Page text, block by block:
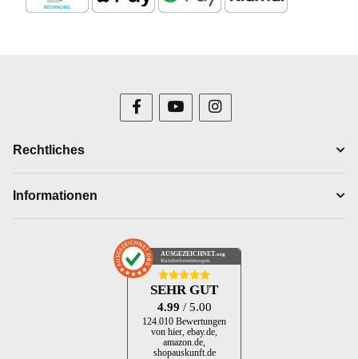
Rechtliches
Informationen
AUSGEZEICHNET .org
Kundenbewertungen
SEHR GUT
4.99 / 5.00
124.010 Bewertungen
von hier, ebay.de,
amazon.de,
shopauskunft.de